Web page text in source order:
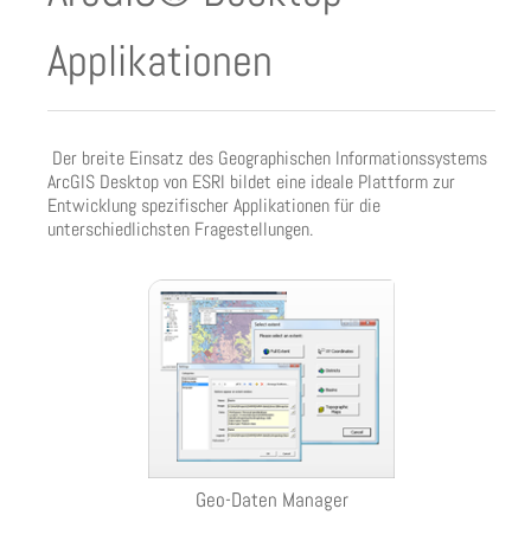
Applikationen
Der breite Einsatz des Geographischen Informationssystems
ArcGIS Desktop von ESRI bildet eine ideale Plattform zur
Entwicklung spezifischer Applikationen für die
unterschiedlichsten Fragestellungen.
Geo-Daten Manager